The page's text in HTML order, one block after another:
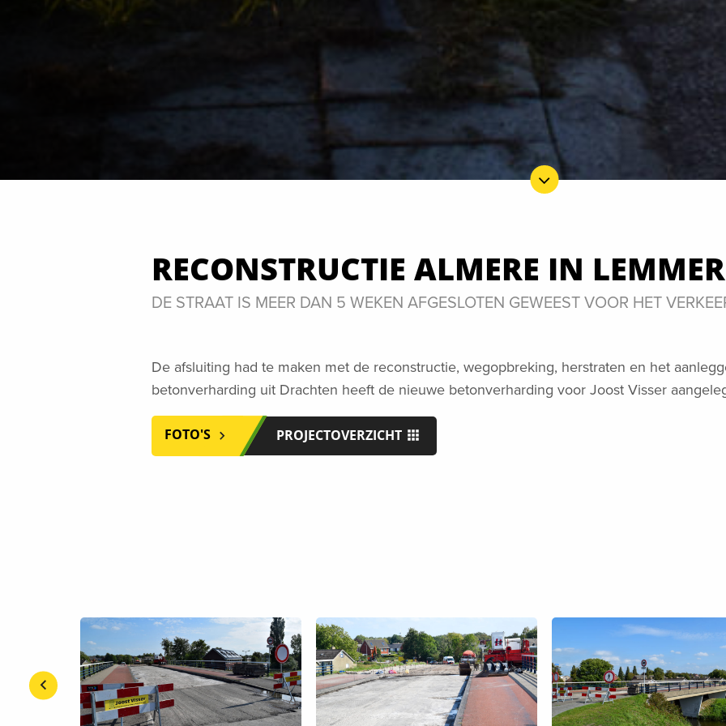
RECONSTRUCTIE ALMERE IN LEMMER
DE STRAAT IS MEER DAN 5 WEKEN AFGESLOTEN GEWEEST VOOR HET
De afsluiting had te maken met de reconstructie, wegopbreking, herstraten en het
betonverharding uit Drachten heeft de nieuwe betonverharding voor Joost Visser
FOTO'S PROJECTOVERZICHT